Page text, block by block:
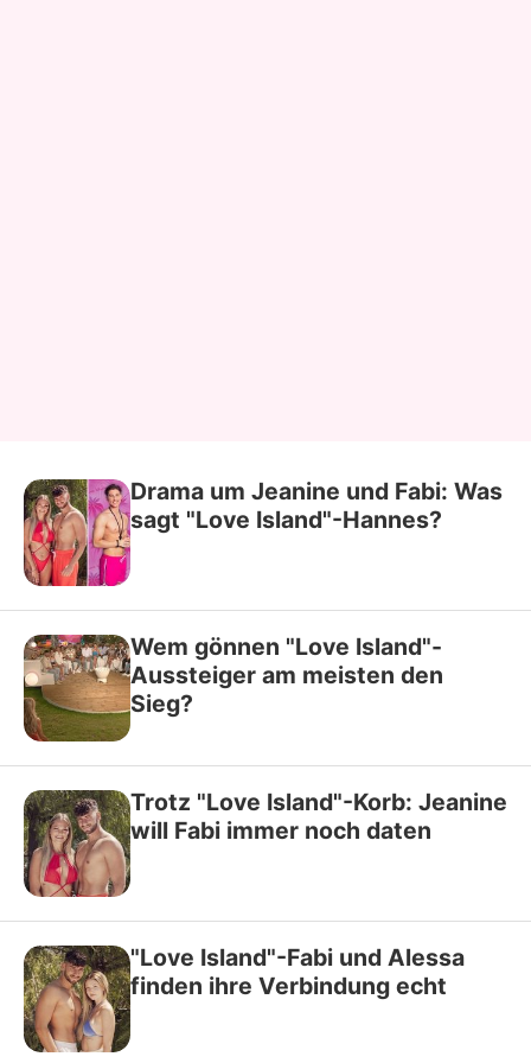
Drama um Jeanine und Fabi: Was
sagt "Love Island"-Hannes?
Wem gönnen "Love Island"-
Aussteiger am meisten den
Sieg?
Trotz "Love Island"-Korb: Jeanine
will Fabi immer noch daten
"Love Island"-Fabi und Alessa
finden ihre Verbindung echt